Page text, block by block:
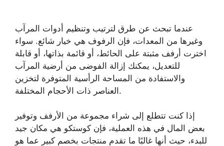
عندما تبحث عن طرق لترتيب وتنظيم أدوات المرآب
وغيرها من المعدات، فإن الرفوف هي خيار شائع. سواء
اخترت أرفف مثبتة على الحائط، أو قائمة بذاتها، أو قابلة
للتعديل، يمكنك إزالة الفوضى من أرضية المرآب
والاستفادة من المساحة الرأسية المتوفرة لتخزين
العناصر ذات الأحجام المختلفة.
إذا كنت تتطلع إلى شراء مجموعة من الأرفف وتوفير
بعض المال في هذه العملية، فإن كوستكو هي مكان جيد
للبدء، حيث أنها غالبًا ما تقدم منتجات بخصم كبير عما هو